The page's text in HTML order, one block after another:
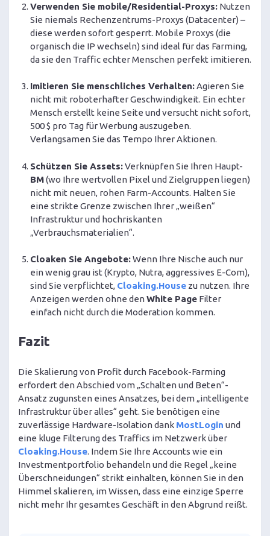
Verwenden Sie mobile/Residential-Proxys: Nutzen
Sie niemals Rechenzentrums-Proxys (Datacenter) –
diese werden sofort gesperrt. Mobile Proxys (die
organisch die IP wechseln) sind ideal für das Farming,
da sie den Traffic echter Menschen perfekt imitieren.
Imitieren Sie menschliches Verhalten:Agieren Sie
nicht mit roboterhafter Geschwindigkeit. Ein echter
Mensch erstellt keine Seite und versucht nicht sofort,
500 $ pro Tag für Werbung auszugeben.
Verlangsamen Sie das Tempo Ihrer Aktionen.
Schützen Sie Assets:Verknüpfen Sie Ihren Haupt-
BM(wo Ihre wertvollen Pixel und Zielgruppen liegen)
nicht mit neuen, rohen Farm-Accounts. Halten Sie
eine strikte Grenze zwischen Ihrer „weißen“
Infrastruktur und hochriskanten
„Verbrauchsmaterialien“.
Cloaken Sie Angebote:Wenn Ihre Nische auch nur
ein wenig grau ist (Krypto, Nutra, aggressives E-Com),
sind Sie verpflichtet, Cloaking.House zu nutzen. Ihre
Anzeigen werden ohne denWhite Page Filter
einfach nicht durch die Moderation kommen.
Fazit
Die Skalierung von Profit durch Facebook-Farming
erfordert den Abschied vom „Schalten und Beten“-
Ansatz zugunsten eines Ansatzes, bei dem „intelligente
Infrastruktur über alles“ geht. Sie benötigen eine
zuverlässige Hardware-Isolation dank MostLogin und
eine kluge Filterung des Traffics im Netzwerk über
Cloaking.House. Indem Sie Ihre Accounts wie ein
Investmentportfolio behandeln und die Regel „keine
Überschneidungen“ strikt einhalten, können Sie in den
Himmel skalieren, im Wissen, dass eine einzige Sperre
nicht mehr Ihr gesamtes Geschäft in den Abgrund reißt.